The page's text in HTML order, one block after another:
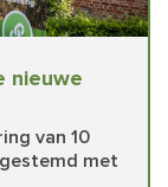
nieuwe
van 10
met